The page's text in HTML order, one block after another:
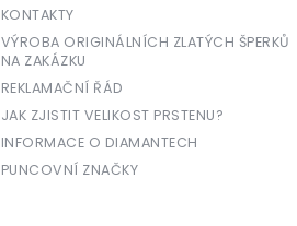
KONTAKTY
VÝROBA ORIGINÁLNÍCH ZLATÝCH ŠPERKŮ
NA ZAKÁZKU
REKLAMAČNÍ ŘÁD
JAK ZJISTIT VELIKOST PRSTENU?
INFORMACE O DIAMANTECH
PUNCOVNÍ ZNAČKY